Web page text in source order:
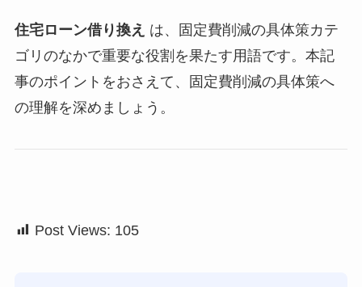
住宅ローン借り換え は、固定費削減の具体策カテ
ゴリのなかで重要な役割を果たす用語です。本記
事のポイントをおさえて、固定費削減の具体策へ
の理解を深めましょう。
Post Views: 105